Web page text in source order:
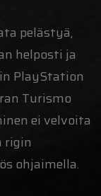
pelästyä,
helposti ja
PlayStation
Turismo
ei velvoita
rigin
ohjaimella.